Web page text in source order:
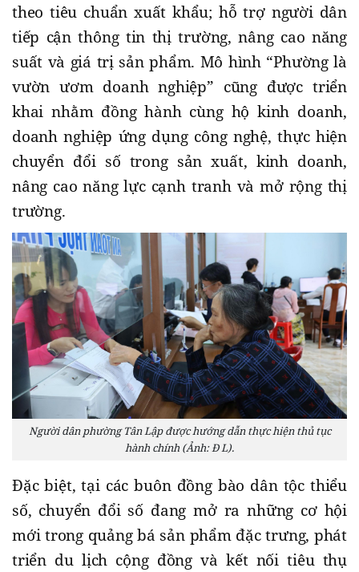
theo tiêu chuẩn xuất khẩu; hỗ trợ người dân
tiếp cận thông tin thị trường, nâng cao năng
suất và giá trị sản phẩm. Mô hình “Phường là
vườn ươm doanh nghiệp” cũng được triển
khai nhằm đồng hành cùng hộ kinh doanh,
doanh nghiệp ứng dụng công nghệ, thực hiện
chuyển đổi số trong sản xuất, kinh doanh,
nâng cao năng lực cạnh tranh và mở rộng thị
trường.
Người dân phường Tân Lập được hướng dẫn thực hiện thủ tục
hành chính (Ảnh: Đ L).
Đặc biệt, tại các buôn đồng bào dân tộc thiểu
số, chuyển đổi số đang mở ra những cơ hội
mới trong quảng bá sản phẩm đặc trưng, phát
triển du lịch cộng đồng và kết nối tiêu thụ